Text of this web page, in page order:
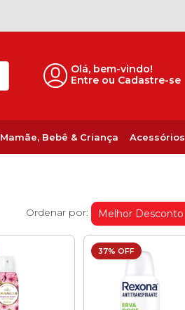
Olá, bem-vindo!
Entre ou Cadastre-se
Mamãe, Bebê & Criança Acessórios
Ordenar por:
37% OFF